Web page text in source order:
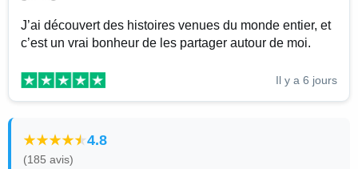
J’ai découvert des histoires venues du monde entier, et
c’est un vrai bonheur de les partager autour de moi.
Il y a 6 jours
4.8
(185 avis)